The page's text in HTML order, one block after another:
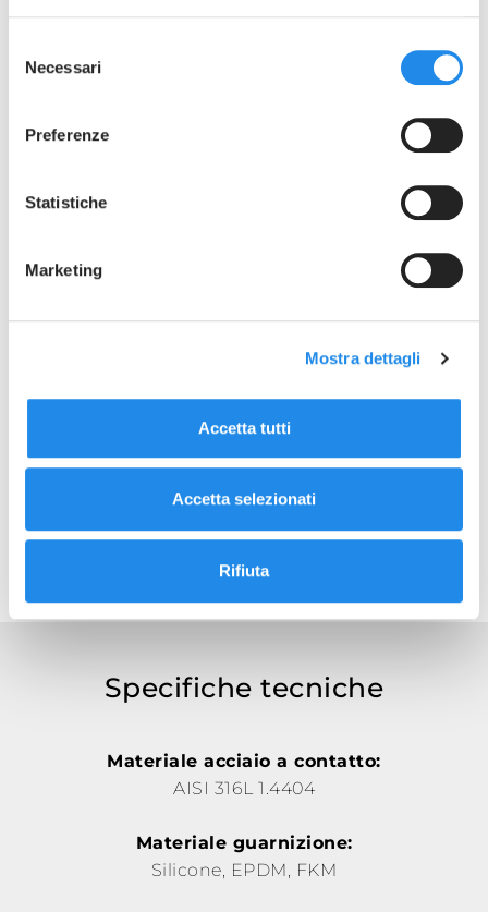
delNecessari
Preferenze
Statistiche
Marketing
Mostra dettagli
Accetta tutti
Accetta selezionati
Rifiuta
Valvola a farfalla di fondo
VFF Tank Bottom Butterfly Valve Rev4
40VF Seals Replacement Rev6
PED declaration VF Rev0
Specifiche tecniche
Materiale acciaio a contatto:
AISI 316L 1.4404
Materiale guarnizione:
Silicone, EPDM, FKM